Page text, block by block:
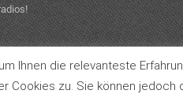
Ihnen die relevanteste
Cookies zu. Sie können